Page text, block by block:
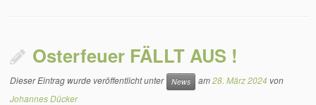
Osterfeuer FÄLLT AUS !
Dieser Eintrag wurde veröffentlicht unter News am28. März 2024 von
Johannes Dücker